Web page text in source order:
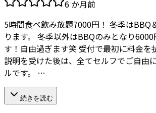
6 か月前
5時間食べ飲み放題7000円！ 冬季はBBQ
ります。 冬季以外はBBQのみとなり
す！自由過ぎます笑 受付で最初に料金を
説明を受けた後は、全てセルフでご自由
ルです。 …
続きを読む